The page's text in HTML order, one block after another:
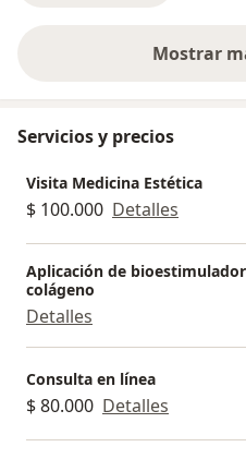
Mostrar
Servicios y precios
Visita Medicina Estética
$ 100.000 Detalles
Aplicación de
colágeno
Detalles
Consulta en línea
$ 80.000 Detalles